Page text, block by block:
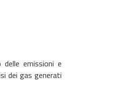
emissioni e
dei gas generati